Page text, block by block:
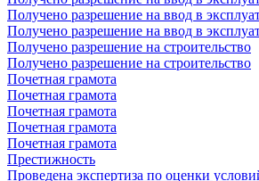
Получено разрешение на ввод в
Получено разрешение на ввод в
Получено разрешение на строительство
Получено разрешение на строительство
Почетная грамота
Почетная грамота
Почетная грамота
Почетная грамота
Почетная грамота
Престижность
Проведена экспертиза по оценки